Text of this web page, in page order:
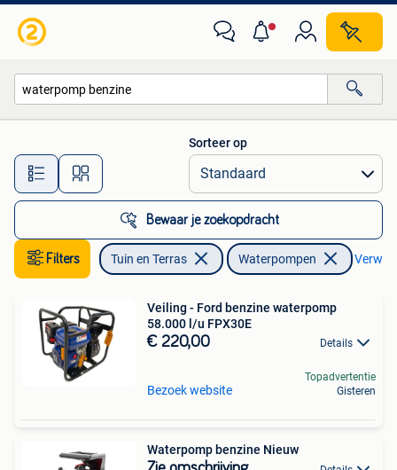
Alle afstanden…
Sorteer op
Bewaar je zoekopdracht
Filters Tuin en Terras Waterpompen
Veiling - Ford benzine waterpomp
58.000 l/u FPX30E
€ 220,00 Details
Bezoek website
Topadvertentie
Gisteren
Waterpomp benzine Nieuw